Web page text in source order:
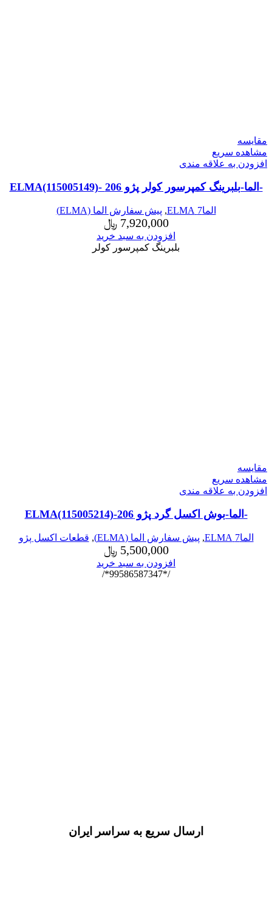
مقایسه
مشاهده سریع
افزودن به علاقه مندی
-الما-بلبرینگ کمپرسور کولر پژو 206 -ELMA(115005149)
الما7 ELMA , پیش سفارش الما (ELMA)
7,920,000 ﷼
افزودن به سبد خرید
بلبرینگ کمپرسور کولر
مقایسه
مشاهده سریع
افزودن به علاقه مندی
-الما-بوش اکسل گرد پژو 206-ELMA(115005214)
الما7 ELMA , پیش سفارش الما (ELMA) , قطعات اکسل پژو
5,500,000 ﷼
افزودن به سبد خرید
/*99586587347*/
ارسال سریع به سراسر ایران